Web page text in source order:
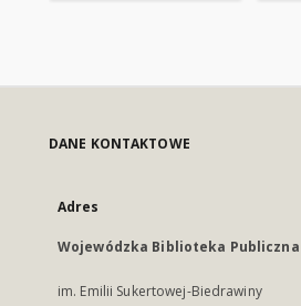
DANE KONTAKTOWE
Adres
Wojewódzka Biblioteka Publiczna
im. Emilii Sukertowej-Biedrawiny